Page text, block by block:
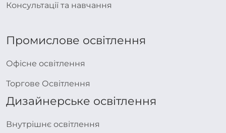
Консультації та навчання
Промислове освітлення
Офісне освітлення
Торгове Освітлення
Дизайнерське освітлення
Внутрішнє освітлення